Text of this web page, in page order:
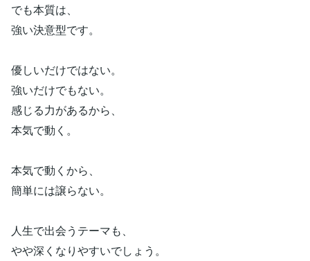
でも本質は、
強い決意型です。
優しいだけではない。
強いだけでもない。
感じる力があるから、
本気で動く。
本気で動くから、
簡単には譲らない。
人生で出会うテーマも、
やや深くなりやすいでしょう。